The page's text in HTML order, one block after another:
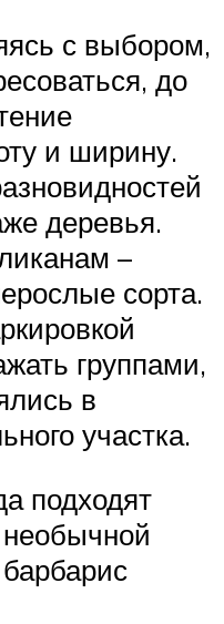
с выбором,
до
и ширину.
деревья.
–
сорта.
группами,
в
участка.
подходят